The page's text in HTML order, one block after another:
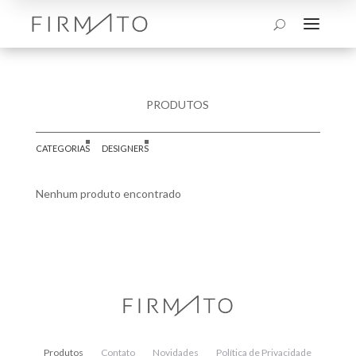
U a
PRODUTOS
CATEGORIAS DESIGNERS
Nenhum produto encontrado
Produtos Contato Novidades
Política de Privacidade